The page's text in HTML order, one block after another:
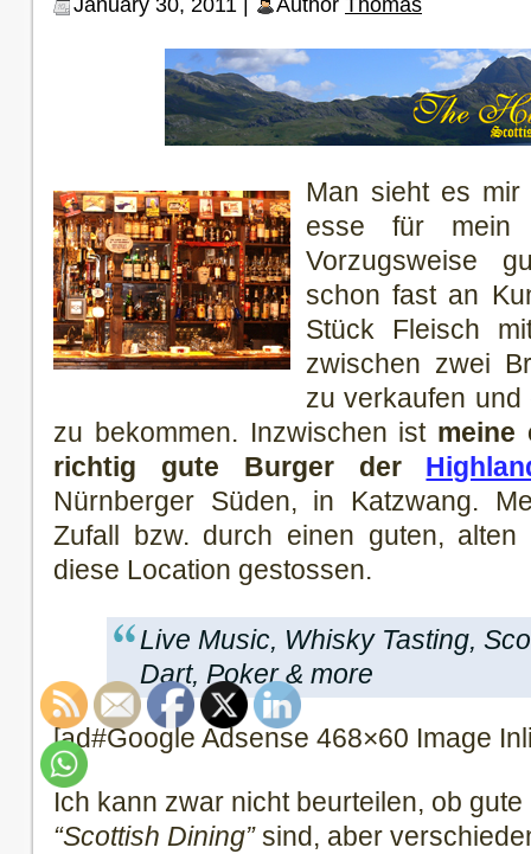
January 30, 2011 | Author Thomas
Man sieht es
esse für mein
Vorzugsweise
schon fast an
Stück Fleisch
zwischen zwei
zu verkaufen und
zu bekommen. Inzwischen ist meine
richtig gute Burger der
Nürnberger Süden, in Katzwang.
Zufall bzw. durch einen guten,
diese Location gestossen.
Live Music, Whisky Tasting,
Dart, Poker & more
[ad#Google Adsense 468×60 Image
Ich kann zwar nicht beurteilen, ob
“Scottish Dining”sind, aber